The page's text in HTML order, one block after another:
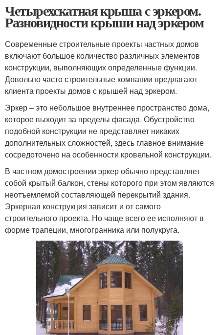
Четырехскатная крыша с эркером.
Разновидности крыши над эркером
Современные строительные проекты частных домов
включают большое количество различных элементов
конструкции, выполняющих определенные функции.
Довольно часто строительные компании предлагают
клиента проекты домов с крышей над эркером.
Эркер – это небольшое внутреннее пространство дома,
которое выходит за пределы фасада. Обустройство
подобной конструкции не представляет никаких
дополнительных сложностей, здесь главное внимание
сосредоточено на особенности кровельной конструкции.
В частном домостроении эркер обычно представляет
собой крытый балкон, стены которого при этом являются
неотъемлемой составляющей перекрытий здания.
Эркерная конструкция зависит и от самого
строительного проекта. Но чаще всего ее исполняют в
форме трапеции, многогранника или полукруга.